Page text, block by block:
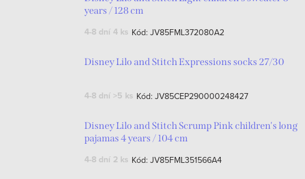
years / 128 cm
4-8 dní 4 ks Kód: JV85FML372080A2
Disney Lilo and Stitch Expressions socks 27/30
4-8 dní >5 ks Kód: JV85CEP290000248427
Disney Lilo and Stitch Scrump Pink children's long
pajamas 4 years / 104 cm
4-8 dní 2 ks Kód: JV85FML351566A4